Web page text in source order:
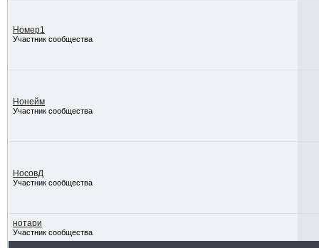
Номер1
Участник сообщества
Нонейм
Участник сообщества
НосовД
Участник сообщества
нотари
Участник сообщества